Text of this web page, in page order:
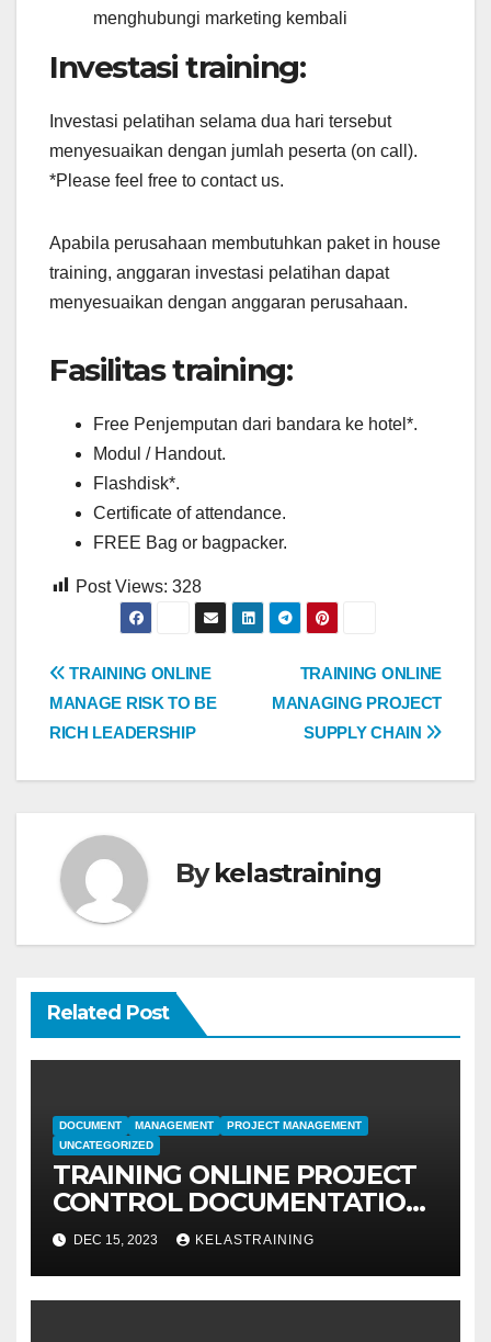
menghubungi marketing kembali
Investasi training:
Investasi pelatihan selama dua hari tersebut
menyesuaikan dengan jumlah peserta (on call).
*Please feel free to contact us.
Apabila perusahaan membutuhkan paket in house
training, anggaran investasi pelatihan dapat
menyesuaikan dengan anggaran perusahaan.
Fasilitas training:
Free Penjemputan dari bandara ke hotel*.
Modul / Handout.
Flashdisk*.
Certificate of attendance.
FREE Bag or bagpacker.
Post Views: 328
Post
navigation
TRAINING ONLINE
MANAGING PROJECT
SUPPLY CHAIN
TRAINING ONLINE
MANAGE RISK TO BE
RICH LEADERSHIP
Bykelastraining
Related Post
DOCUMENT MANAGEMENT
PROJECT MANAGEMENT
UNCATEGORIZED
TRAINING ONLINE PROJECT
CONTROL DOCUMENTATION
MANAGEMENT
DEC 15, 2023 KELASTRAINING